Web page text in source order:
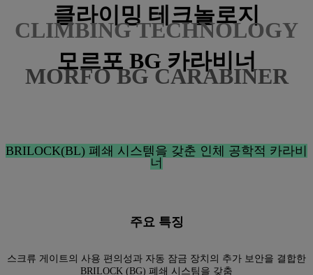
클라이밍 테크놀로지
CLIMBING TECHNOLOGY
모르포 BG 카라비너
MORFO BG CARABINER
BRILOCK(BL) 폐쇄 시스템을 갖춘 인체 공학적 카라비
너
주요 특징
스크류 게이트의 사용 편의성과 자동 잠금 장치의 추가 보안을 결합한
BRILOCK (BG) 폐쇄 시스팀을 갖춤